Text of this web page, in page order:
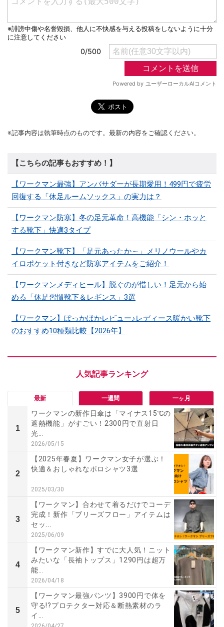
※記事内容は執筆時点のものです。最新の内容をご確認ください。
【こちらの記事もおすすめ！】
【ワークマン最強】アンバサダーが長期愛用！499円で疲労
回復する「休足ルームソックス」の実力は？
【ワークマン防寒】冬の足元革命！高機能「シン・ホッと
する靴下」快適3タイプ
【ワークマン靴下】「足元あったか～」メリノウールやカ
イロポケット付きなど防寒アイテムをご紹介！
【ワークマンメディヒール】脱ぐのが惜しい！足元から始
める「休足習慣靴下＆レギンス」3選
【ワークマン】ぽっかぽかレビュー♪レディース暖かい靴下
のおすすめ10種類比較【2026年】
最新 一週間 一ヶ月
1
ワークマンの新作日傘は「マイナス15℃の
遮熱機能」がすごい！2300円で直射日
光...
2026/05/15
2
【2025年春夏】ワークマン女子が選ぶ！
快適＆おしゃれなポロシャツ3選
2025/03/30
3
【ワークマン】合わせて着るだけでコーデ
完成！新作「ブリーズフロー」アイテムは
セッ...
2025/06/09
4
【ワークマン新作】すでに大人気！ニット
みたいな「長袖トップス」1290円は超万
能...
2026/04/18
5
【ワークマン最強パンツ】3900円で体を
守る!?プロテクター対応＆断熱素材のラ
イ...